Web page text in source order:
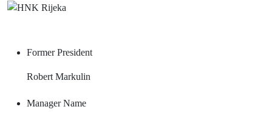
Former President
Robert Markulin
Manager Name